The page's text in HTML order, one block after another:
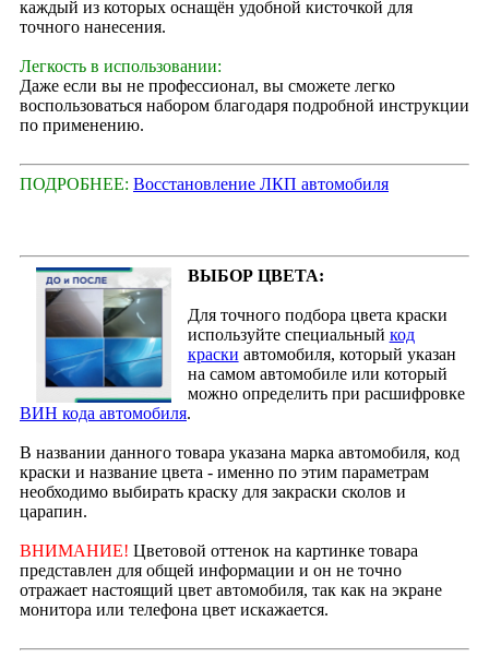
каждый из которых оснащён удобной кисточкой для
точного нанесения.
Легкость в использовании:
Даже если вы не профессионал, вы сможете легко
воспользоваться набором благодаря подробной инструкции
по применению.
ПОДРОБНЕЕ: Восстановление ЛКП автомобиля
ВЫБОР ЦВЕТА:
Для точного подбора цвета краски
используйте специальный код
краски автомобиля, который указан
на самом автомобиле или который
можно определить при расшифровке
ВИН кода автомобиля.
В названии данного товара указана марка автомобиля, код
краски и название цвета - именно по этим параметрам
необходимо выбирать краску для закраски сколов и
царапин.
ВНИМАНИЕ! Цветовой оттенок на картинке товара
представлен для общей информации и он не точно
отражает настоящий цвет автомобиля, так как на экране
монитора или телефона цвет искажается.